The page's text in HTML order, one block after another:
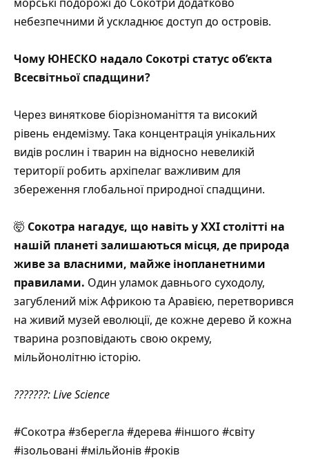
небезпечними й ускладнює доступ до островів.
Чому ЮНЕСКО надало Сокотрі статус об’єкта
Всесвітньої спадщини?
Через виняткове біорізноманіття та високий
рівень ендемізму. Така концентрація унікальних
видів рослин і тварин на відносно невеликій
території робить архіпелаг важливим для
збереження глобальної природної спадщини.
🤯 Сокотра нагадує, що навіть у XXI столітті на
нашій планеті залишаються місця, де природа
живе за власними, майже інопланетними
правилами. Один уламок давнього суходолу,
загублений між Африкою та Аравією, перетворився
на живий музей еволюції, де кожне дерево й кожна
тварина розповідають свою окрему,
мільйонолітню історію.
???????:Live Science
#Сокотра #зберегла #дерева #іншого #світу
#ізольовані #мільйонів #років